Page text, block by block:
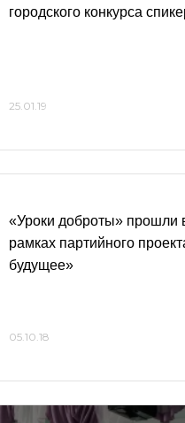
городского конкурса
25.01.19
«Уроки доброты» прошли
рамках партийного
будущее»
05.10.18